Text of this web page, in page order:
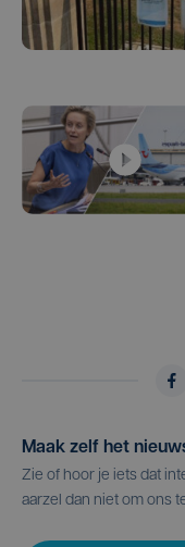
Maak zelf het
Zie of hoor je iets dat
aarzel dan niet om ons